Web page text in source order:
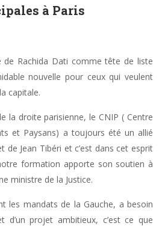
à Paris
de Rachida Dati comme tête de liste
nouvelle pour ceux qui veulent
capitale.
la droite parisienne, le CNIP ( Centre
et Paysans) a toujours été un allié
de Jean Tibéri et c’est dans cet esprit
formation apporte son soutien à
ministre de la Justice.
les mandats de la Gauche, a besoin
d’un projet ambitieux, c’est ce que